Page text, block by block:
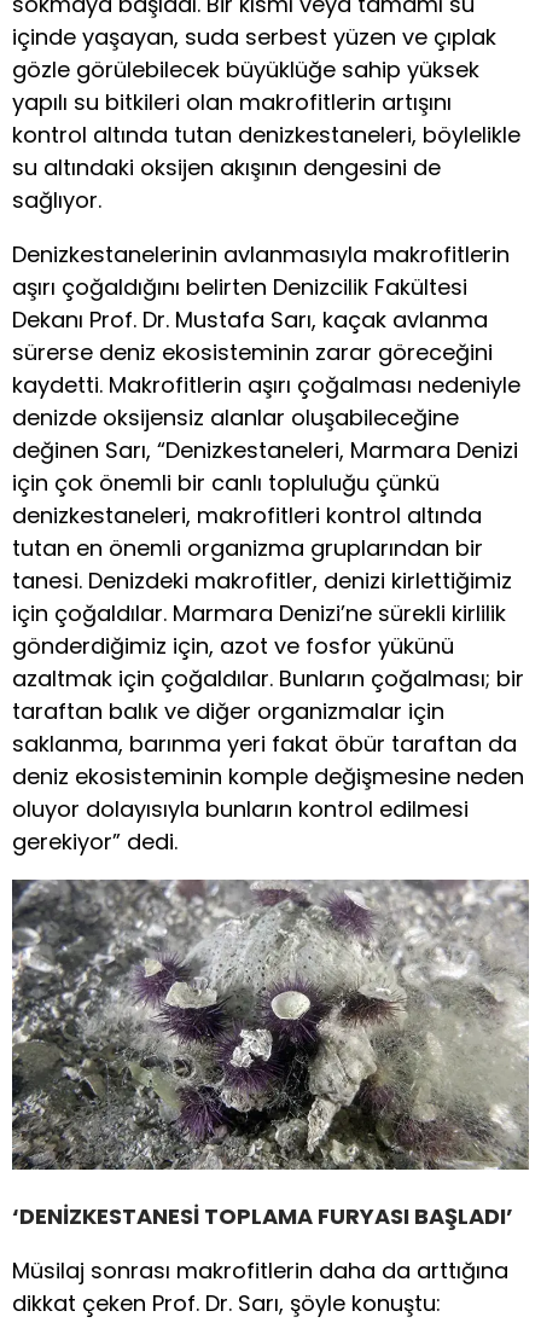
içinde yaşayan, suda serbest yüzen ve çıplak
gözle görülebilecek büyüklüğe sahip yüksek
yapılı su bitkileri olan makrofitlerin artışını
kontrol altında tutan denizkestaneleri, böylelikle
su altındaki oksijen akışının dengesini de
sağlıyor.
Denizkestanelerinin avlanmasıyla makrofitlerin
aşırı çoğaldığını belirten Denizcilik Fakültesi
Dekanı Prof. Dr. Mustafa Sarı, kaçak avlanma
sürerse deniz ekosisteminin zarar göreceğini
kaydetti. Makrofitlerin aşırı çoğalması nedeniyle
denizde oksijensiz alanlar oluşabileceğine
değinen Sarı, “Denizkestaneleri, Marmara Denizi
için çok önemli bir canlı topluluğu çünkü
denizkestaneleri, makrofitleri kontrol altında
tutan en önemli organizma gruplarından bir
tanesi. Denizdeki makrofitler, denizi kirlettiğimiz
için çoğaldılar. Marmara Denizi’ne sürekli kirlilik
gönderdiğimiz için, azot ve fosfor yükünü
azaltmak için çoğaldılar. Bunların çoğalması; bir
taraftan balık ve diğer organizmalar için
saklanma, barınma yeri fakat öbür taraftan da
deniz ekosisteminin komple değişmesine neden
oluyor dolayısıyla bunların kontrol edilmesi
gerekiyor” dedi.
‘DENİZKESTANESİ TOPLAMA FURYASI BAŞLADI’
Müsilaj sonrası makrofitlerin daha da arttığına
dikkat çeken Prof. Dr. Sarı, şöyle konuştu: